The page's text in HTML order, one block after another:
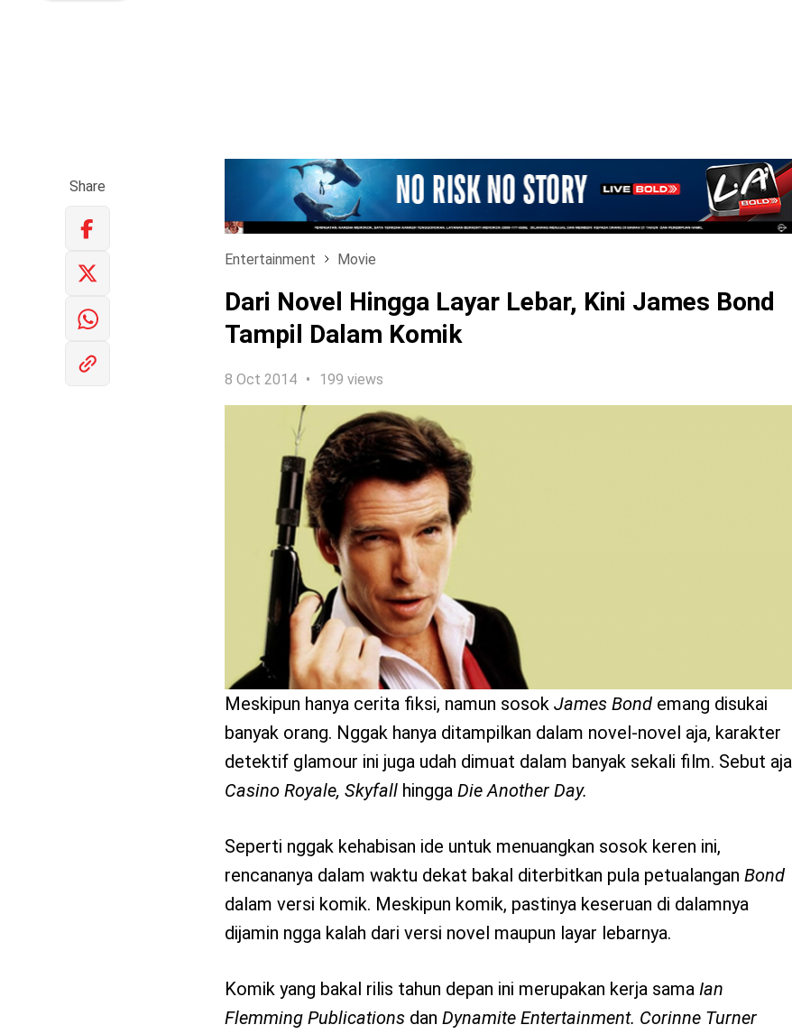
benefit
menarik
Share
Entertainment Movie
Dari Novel Hingga Layar Lebar, Kini James Bond
Tampil Dalam Komik
8 Oct 2014 199 views
Meskipun hanya cerita fiksi, namun sosok James Bondemang disukai
banyak orang. Nggak hanya ditampilkan dalam novel-novel aja, karakter
detektif glamour ini juga udah dimuat dalam banyak sekali film. Sebut aja
Casino Royale, Skyfallhingga Die Another Day.
Seperti nggak kehabisan ide untuk menuangkan sosok keren ini,
rencananya dalam waktu dekat bakal diterbitkan pula petualangan Bond
dalam versi komik. Meskipun komik, pastinya keseruan di dalamnya
dijamin ngga kalah dari versi novel maupun layar lebarnya.
Komik yang bakal rilis tahun depan ini merupakan kerja sama Ian
Flemming Publicationsdan Dynamite Entertainment. Corinne Turner